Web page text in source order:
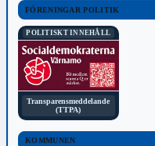
FÖRENINGAR POLITIK
POLITISKT INNEHÅLL
Transparensmeddelande
(TTPA)
KOMMUNEN